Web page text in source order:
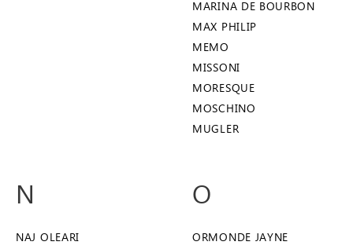
MARINA DE BOURBON
MAX PHILIP
MEMO
MISSONI
MORESQUE
MOSCHINO
MUGLER
N
NAJ OLEARI
O
ORMONDE JAYNE